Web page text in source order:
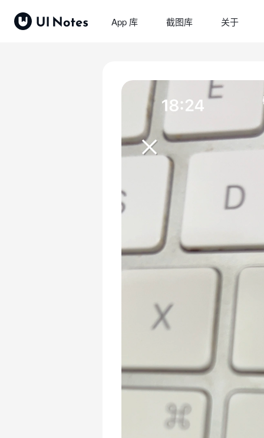
App 库 截图库 关于